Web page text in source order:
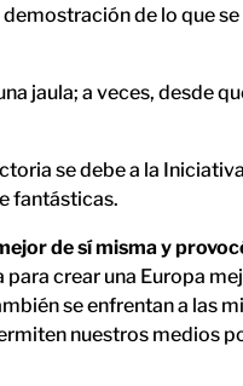
de lo que
jaula; a veces, desde
se debe a la
fantásticas.
de sí misma y
crear una Europa
se enfrentan a las
nuestros medios